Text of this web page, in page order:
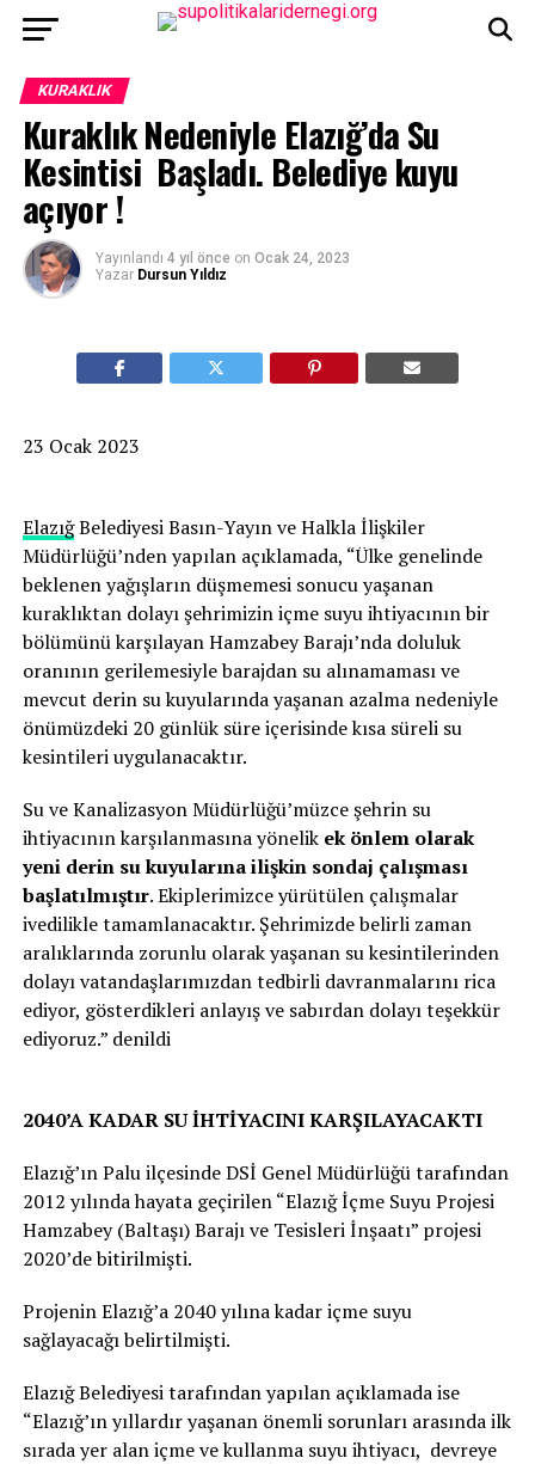
KURAKLIK
Kuraklık Nedeniyle Elazığ’da Su
Kesintisi Başladı. Belediye kuyu
açıyor !
Yayınlandı 4 yıl önce on Ocak 24, 2023
Yazar Dursun Yıldız
23 Ocak 2023
ElazığBelediyesi Basın-Yayın ve Halkla İlişkiler
Müdürlüğü’nden yapılan açıklamada, “Ülke genelinde
beklenen yağışların düşmemesi sonucu yaşanan
kuraklıktan dolayı şehrimizin içme suyu ihtiyacının bir
bölümünü karşılayan Hamzabey Barajı’nda doluluk
oranının gerilemesiyle barajdan su alınamaması ve
mevcut derin su kuyularında yaşanan azalma nedeniyle
önümüzdeki 20 günlük süre içerisinde kısa süreli su
kesintileri uygulanacaktır.
Su ve Kanalizasyon Müdürlüğü’müzce şehrin su
ihtiyacının karşılanmasına yönelik ek önlem olarak
yeni derin su kuyularına ilişkin sondaj çalışması
başlatılmıştır. Ekiplerimizce yürütülen çalışmalar
ivedilikle tamamlanacaktır. Şehrimizde belirli zaman
aralıklarında zorunlu olarak yaşanan su kesintilerinden
dolayı vatandaşlarımızdan tedbirli davranmalarını rica
ediyor, gösterdikleri anlayış ve sabırdan dolayı teşekkür
ediyoruz.” denildi
2040’A KADAR SU İHTİYACINI KARŞILAYACAKTI
Elazığ’ın Palu ilçesinde DSİ Genel Müdürlüğü tarafından
2012 yılında hayata geçirilen “Elazığ İçme Suyu Projesi
Hamzabey (Baltaşı) Barajı ve Tesisleri İnşaatı” projesi
2020’de bitirilmişti.
Projenin Elazığ’a 2040 yılına kadar içme suyu
sağlayacağı belirtilmişti.
Elazığ Belediyesi tarafından yapılan açıklamada ise
“Elazığ’ın yıllardır yaşanan önemli sorunları arasında ilk
sırada yer alan içme ve kullanma suyu ihtiyacı, devreye